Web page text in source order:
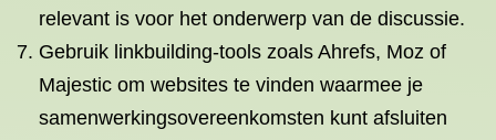
relevant is voor het onderwerp van de discussie.
Gebruik linkbuilding-tools zoals Ahrefs, Moz of
Majestic om websites te vinden waarmee je
samenwerkingsovereenkomsten kunt afsluiten